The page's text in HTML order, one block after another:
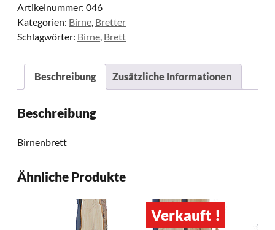
Artikelnummer: 046
Kategorien: Birne Bretter
Schlagwörter: Birne Brett
Beschreibung Zusätzliche Informationen
Beschreibung
Birnenbrett
Ähnliche Produkte
Verkauft !